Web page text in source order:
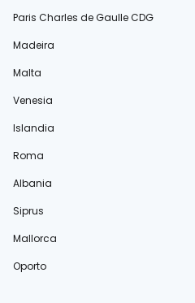
Paris Charles de Gaulle CDG
Madeira
Malta
Venesia
Islandia
Roma
Albania
Siprus
Mallorca
Oporto